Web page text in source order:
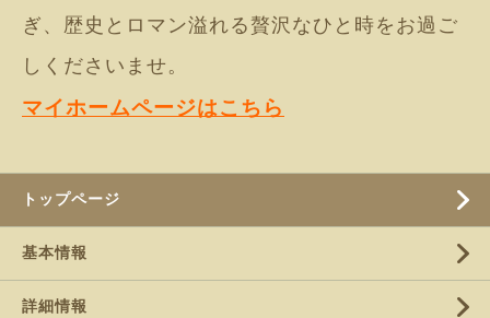
ぎ、歴史とロマン溢れる贅沢なひと時をお過ご
しくださいませ。
マイホームページはこちら
トップページ
基本情報
詳細情報